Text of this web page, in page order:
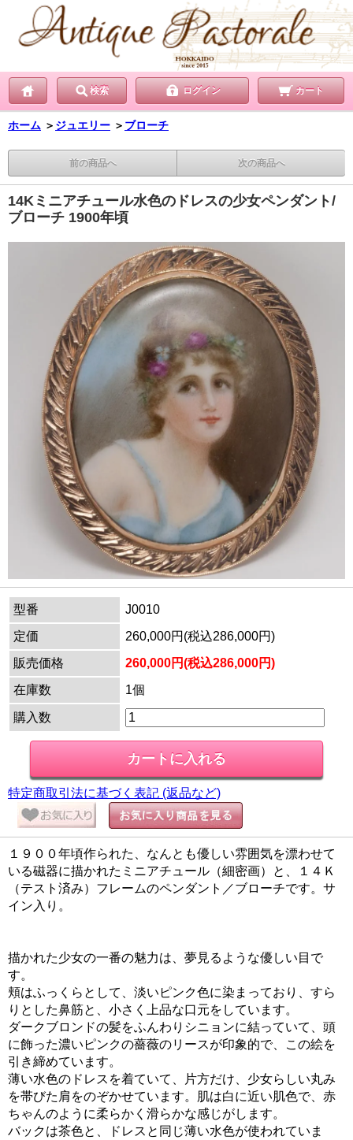
検索 ログイン カート
ホーム ＞ ジュエリー ＞ ブローチ
前の商品へ 次の商品へ
14Kミニアチュール水色のドレスの少女ペンダント/
ブローチ 1900年頃
型番
J0010
定価
260,000円(税込286,000円)
販売価格
260,000円(税込286,000円)
在庫数
1個
購入数
特定商取引法に基づく表記 (返品など)
１９００年頃作られた、なんとも優しい雰囲気を漂わせて
いる磁器に描かれたミニアチュール（細密画）と、１４Ｋ
（テスト済み）フレームのペンダント／ブローチです。サ
イン入り。
描かれた少女の一番の魅力は、夢見るような優しい目で
す。
頬はふっくらとして、淡いピンク色に染まっており、すら
りとした鼻筋と、小さく上品な口元をしています。
ダークブロンドの髪をふんわりシニョンに結っていて、頭
に飾った濃いピンクの薔薇のリースが印象的で、この絵を
引き締めています。
薄い水色のドレスを着ていて、片方だけ、少女らしい丸み
を帯びた肩をのぞかせています。肌は白に近い肌色で、赤
ちゃんのように柔らかく滑らかな感じがします。
バックは茶色と、ドレスと同じ薄い水色が使われていま